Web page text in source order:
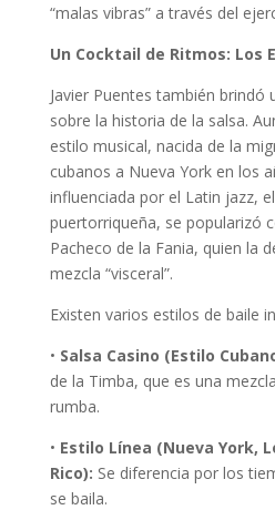
“malas vibras” a través del
Un Cocktail de Ritmos: Los
Javier Puentes también brindó
sobre la historia de la salsa.
estilo musical, nacida de la
cubanos a Nueva York en los
influenciada por el Latin jazz,
puertorriqueña, se popularizó
Pacheco de la Fania, quien la
mezcla “visceral”.
Existen varios estilos de baile
• Salsa Casino (Estilo
de la Timba, que es una
rumba.
• Estilo Línea (Nueva York,
Rico): Se diferencia por los
se baila.